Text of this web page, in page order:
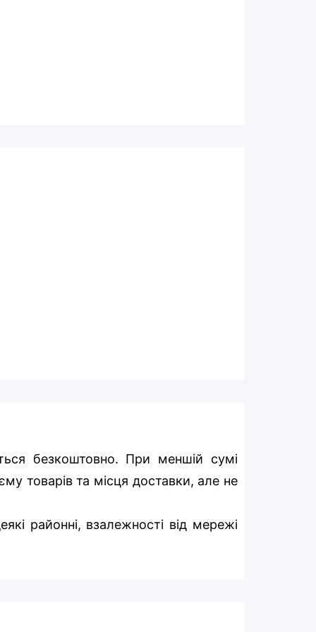
безкоштовно. При меншій сумі
товарів та місця доставки, але не
районні, взалежності від мережі